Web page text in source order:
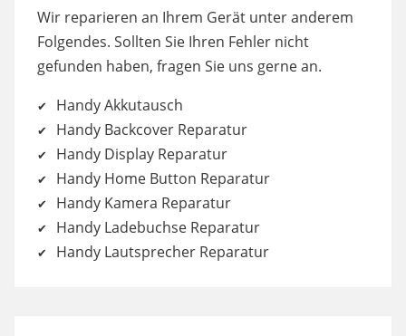
powered by
Usercentrics Consent
Wir reparieren an Ihrem Gerät unter anderem
Folgendes. Sollten Sie Ihren Fehler nicht
gefunden haben, fragen Sie uns gerne an.
Handy Akkutausch
Handy Backcover Reparatur
Handy Display Reparatur
Handy Home Button Reparatur
Handy Kamera Reparatur
Handy Ladebuchse Reparatur
Handy Lautsprecher Reparatur